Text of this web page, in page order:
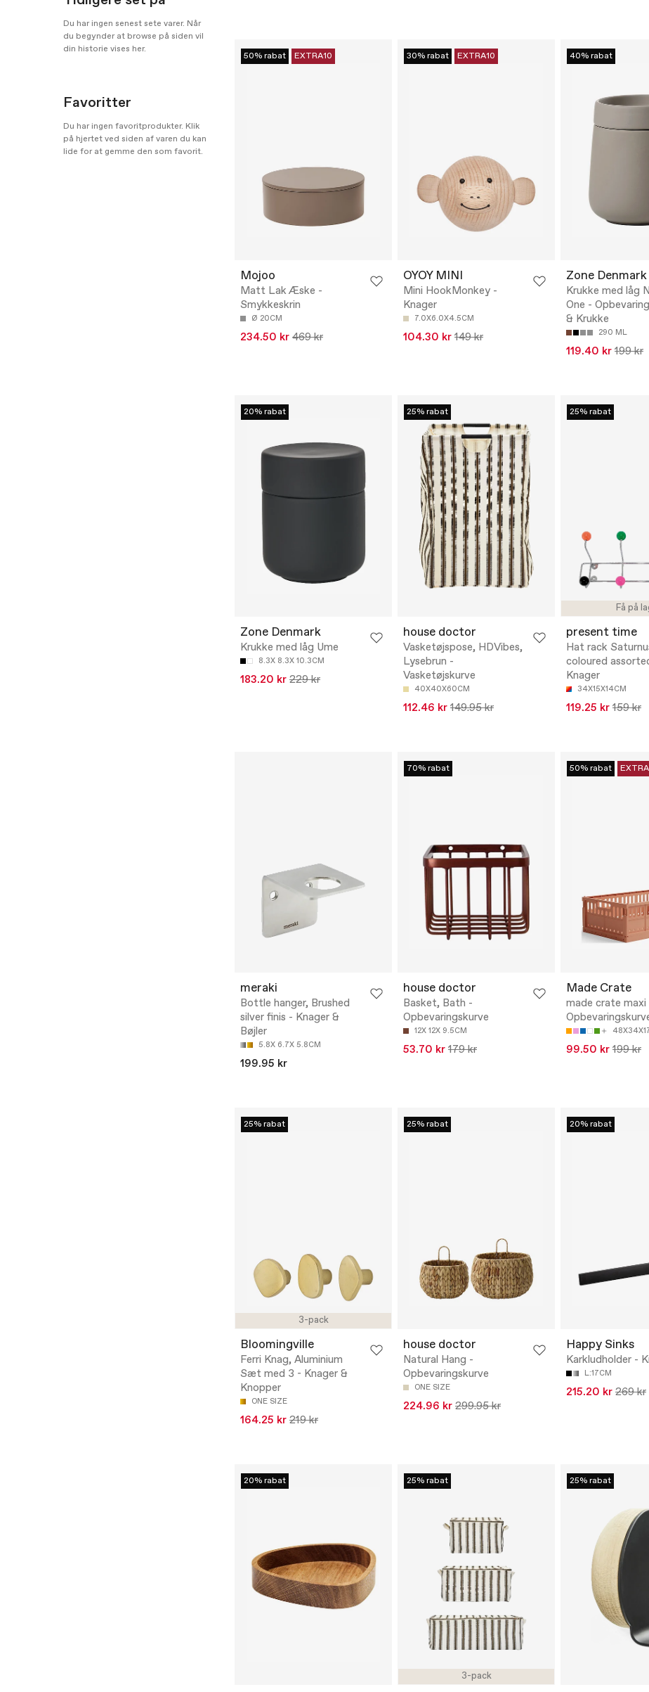
Du har ingen senest sete varer. Når
du begynder at browse på siden vil
din historie vises her.
Favoritter
Du har ingen favoritprodukter. Klik
på hjertet ved siden af varen du kan
lide for at gemme den som favorit.
50% rabat EXTRA10
Mojoo
Matt Lak Æske -
Smykkeskrin
Ø 20CM
234.50 kr 469 kr
30% rabat EXTRA10
OYOY MINI
Mini HookMonkey -
Knager
7.0X6.0X4.5CM
104.30 kr 149 kr
40% rabat
Zone Denmark
Krukke med låg
One -
& Krukke
290 ML
119.40 kr 199 kr
20% rabat
Zone Denmark
Krukke med låg Ume
8.3X 8.3X 10.3CM
183.20 kr 229 kr
25% rabat
house doctor
Vasketøjspose, HDVibes,
Lysebrun -
Vasketøjskurve
40X40X60CM
112.46 kr 149.95 kr
Få på
25% rabat
present time
Hat rack
coloured
Knager
34X15X14CM
119.25 kr 159 kr
meraki
Bottle hanger, Brushed
silver finis - Knager &
Bøjler
5.8X 6.7X 5.8CM
199.95 kr
70% rabat
house doctor
Basket, Bath -
Opbevaringskurve
12X 12X 9.5CM
53.70 kr 179 kr
50% rabat
Made Crate
made crate maxi
99.50 kr 199 kr
3-pack
25% rabat
Bloomingville
Ferri Knag, Aluminium
Sæt med 3 - Knager &
Knopper
ONE SIZE
164.25 kr 219 kr
25% rabat
house doctor
Natural Hang -
Opbevaringskurve
ONE SIZE
224.96 kr 299.95 kr
20% rabat
Happy Sinks
Karkludholder -
L:17CM
215.20 kr 269 kr
20% rabat
3-pack
25% rabat 25% rabat